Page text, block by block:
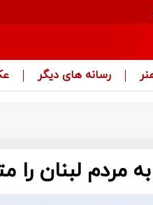
رسانه های دیگر
مردم لبنان را